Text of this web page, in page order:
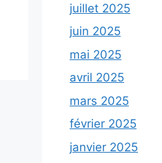
juillet 2025
juin 2025
mai 2025
avril 2025
mars 2025
février 2025
janvier 2025